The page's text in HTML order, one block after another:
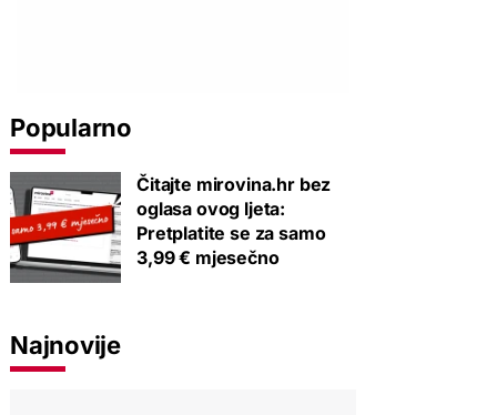
Popularno
Čitajte mirovina.hr bez
oglasa ovog ljeta:
Pretplatite se za samo
3,99 € mjesečno
Najnovije